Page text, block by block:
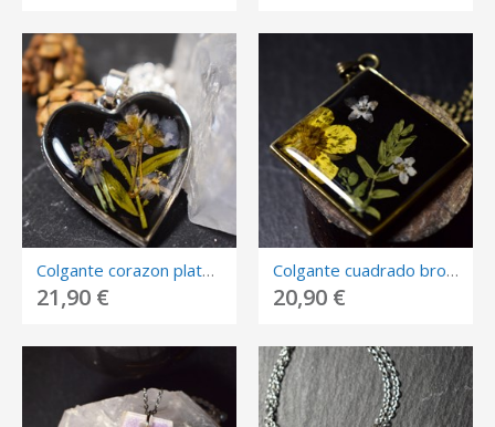
Colgante corazon plateado con flores encapsuladas.
21,90 €
Colgante cuadrado bronce con flores encapsuladas.
20,90 €